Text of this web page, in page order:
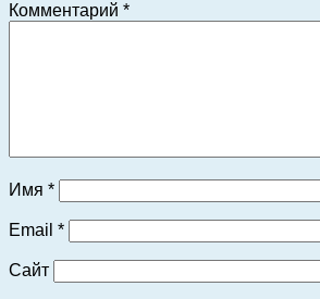
Комментарий *
Имя *
Email *
Сайт